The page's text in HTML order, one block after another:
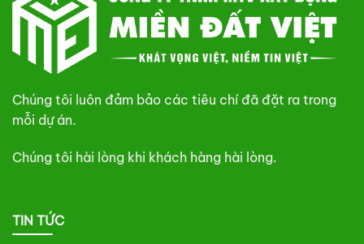
Chúng tôi luôn đảm bảo các tiêu chí đã đặt ra trong
mỗi dự án.
Chúng tôi hài lòng khi khách hàng hài lòng.
TIN TỨC